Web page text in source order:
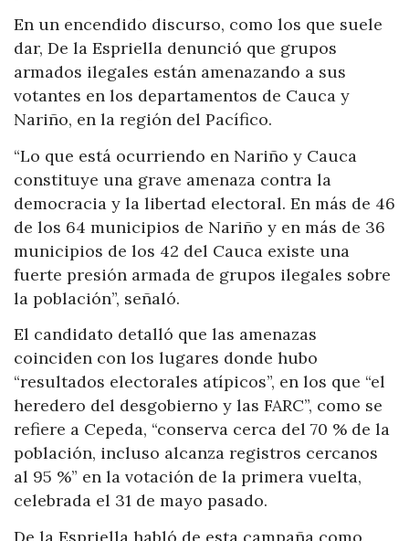
En un encendido discurso, como los que suele
dar, De la Espriella denunció que grupos
armados ilegales están amenazando a sus
votantes en los departamentos de Cauca y
Nariño, en la región del Pacífico.
“Lo que está ocurriendo en Nariño y Cauca
constituye una grave amenaza contra la
democracia y la libertad electoral. En más de 46
de los 64 municipios de Nariño y en más de 36
municipios de los 42 del Cauca existe una
fuerte presión armada de grupos ilegales sobre
la población”, señaló.
El candidato detalló que las amenazas
coinciden con los lugares donde hubo
“resultados electorales atípicos”, en los que “el
heredero del desgobierno y las FARC”, como se
refiere a Cepeda, “conserva cerca del 70 % de la
población, incluso alcanza registros cercanos
al 95 %” en la votación de la primera vuelta,
celebrada el 31 de mayo pasado.
De la Espriella habló de esta campaña como